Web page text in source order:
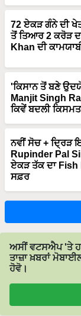
72 ਏਕੜ ਗੰਨੇ ਦੀ
ਤੋਂ ਤਿਆਰ 2 ਕਰੋੜ
Khan ਦੀ
'ਕਿਸਾਨ ਤੋਂ ਬਣੇ
Manjit Singh
ਕਿਵੇਂ ਬਦਲੀ ਕਿਸਮਤ
ਨਵੀਂ ਸੋਚ + ਦ੍ਰਿੜ
Rupinder Pal
ਏਕੜ ਤੱਕ ਦਾ Fish
ਸਫ਼ਰ
ਅਸੀਂ ਵਟਸਐਪ 'ਤੇ
ਤਾਜ਼ਾ ਖ਼ਬਰਾਂ
ਹੋਵੋ।